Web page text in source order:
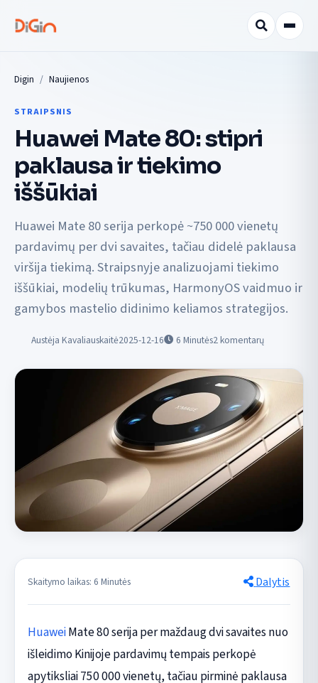
Digin Naujienos
STRAIPSNIS
Huawei Mate 80: stipri
paklausa ir tiekimo
iššūkiai
Huawei Mate 80 serija perkopė ~750 000 vienetų
pardavimų per dvi savaites, tačiau didelė paklausa
viršija tiekimą. Straipsnyje analizuojami tiekimo
iššūkiai, modelių trūkumas, HarmonyOS vaidmuo ir
gamybos mastelio didinimo keliamos strategijos.
Austėja Kavaliauskaitė2025-12-16 6 Minutės2 komentarų
Skaitymo laikas: 6 Minutės Dalytis
HuaweiMate 80 serija per maždaug dvi savaites nuo
išleidimo Kinijoje pardavimų tempais perkopė
apytiksliai 750 000 vienetų, tačiau pirminė paklausa